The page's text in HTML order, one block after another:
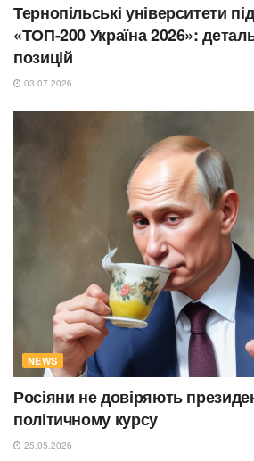
Тернопільські університети
«ТОП-200 Україна 2026»:
позицій
03.07.2026
NEWS
Росіяни не довіряють
політичному курсу
25.05.2026